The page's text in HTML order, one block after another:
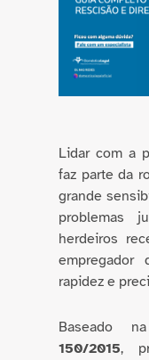
Lidar com a
faz parte da
grande
problemas
herdeiros
empregador
rapidez e
Baseado
150/2015,